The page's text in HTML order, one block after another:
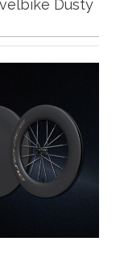
Dusty